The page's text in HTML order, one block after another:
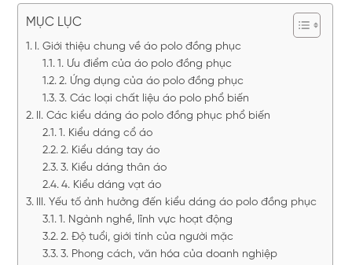
MỤC LỤC
I. Giới thiệu chung về áo polo đồng phục
1. Ưu điểm của áo polo đồng phục
2. Ứng dụng của áo polo đồng phục
3. Các loại chất liệu áo polo phổ biến
II. Các kiểu dáng áo polo đồng phục phổ biến
1. Kiểu dáng cổ áo
2. Kiểu dáng tay áo
3. Kiểu dáng thân áo
4. Kiểu dáng vạt áo
III. Yếu tố ảnh hưởng đến kiểu dáng áo polo đồng phục
1. Ngành nghề, lĩnh vực hoạt động
2. Độ tuổi, giới tính của người mặc
3. Phong cách, văn hóa của doanh nghiệp